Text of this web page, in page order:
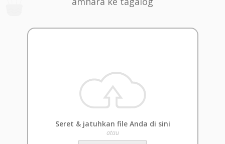
Seret & jatuhkan file Anda di sini
atau